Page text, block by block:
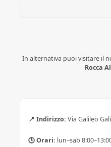
In alternativa puoi visitare il
Rocca
📍 Indirizzo: Via Galileo
🕒 Orari: lun–sab